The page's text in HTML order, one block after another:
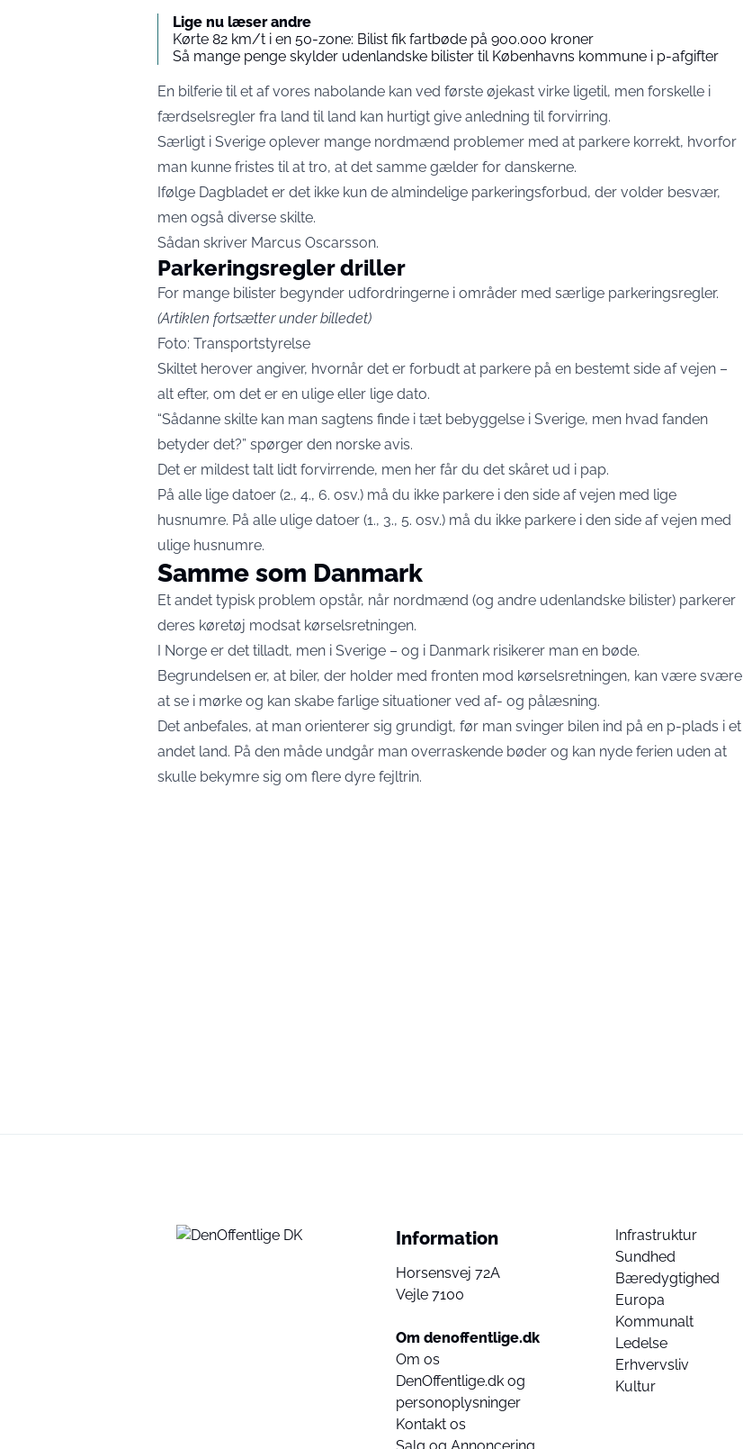
Lige nu læser andre
Kørte 82 km/t i en 50-zone: Bilist fik fartbøde på 900.000 kroner
Så mange penge skylder udenlandske bilister til Københavns kommune i p-afgifter
En bilferie til et af vores nabolande kan ved første øjekast virke ligetil, men forskelle i
færdselsregler fra land til land kan hurtigt give anledning til forvirring.
Særligt i Sverige oplever mange nordmænd problemer med at parkere korrekt, hvorfor
man kunne fristes til at tro, at det samme gælder for danskerne.
Ifølge Dagbladet er det ikke kun de almindelige parkeringsforbud, der volder besvær,
men også diverse skilte.
Sådan skriver Marcus Oscarsson.
Parkeringsregler driller
For mange bilister begynder udfordringerne i områder med særlige parkeringsregler.
(Artiklen fortsætter under billedet)
Foto: Transportstyrelse
Skiltet herover angiver, hvornår det er forbudt at parkere på en bestemt side af vejen –
alt efter, om det er en ulige eller lige dato.
“Sådanne skilte kan man sagtens finde i tæt bebyggelse i Sverige, men hvad fanden
betyder det?” spørger den norske avis.
Det er mildest talt lidt forvirrende, men her får du det skåret ud i pap.
På alle lige datoer (2., 4., 6. osv.) må du ikke parkere i den side af vejen med lige
husnumre. På alle ulige datoer (1., 3., 5. osv.) må du ikke parkere i den side af vejen med
ulige husnumre.
Samme som Danmark
Et andet typisk problem opstår, når nordmænd (og andre udenlandske bilister) parkerer
deres køretøj modsat kørselsretningen.
I Norge er det tilladt, men i Sverige – og i Danmark risikerer man en bøde.
Begrundelsen er, at biler, der holder med fronten mod kørselsretningen, kan være svære
at se i mørke og kan skabe farlige situationer ved af- og pålæsning.
Det anbefales, at man orienterer sig grundigt, før man svinger bilen ind på en p-plads i et
andet land. På den måde undgår man overraskende bøder og kan nyde ferien uden at
skulle bekymre sig om flere dyre fejltrin.
Information
Horsensvej 72A
Vejle 7100
Om denoffentlige.dk
Om os
DenOffentlige.dk og
personoplysninger
Kontakt os
Infrastruktur
Sundhed
Bæredygtighed
Europa
Kommunalt
Ledelse
Erhvervsliv
Kultur